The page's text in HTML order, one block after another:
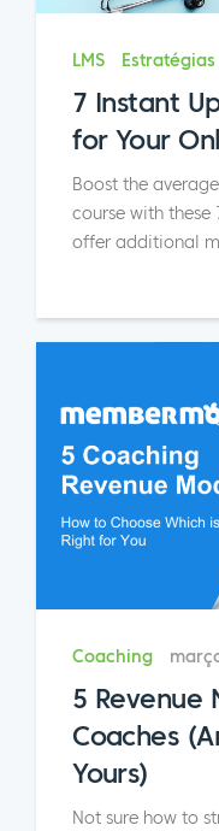
LMS Estratégias
7 Instant
for Your
Boost the
course with these
offer additional
Coaching
5 Revenue
Coaches
Yours)
Not sure how to